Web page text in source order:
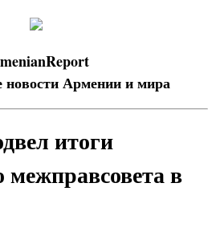
Армении и мира
итоги
межправсовета в